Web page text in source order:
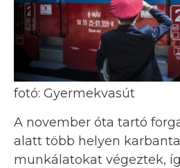
fotó: Gyermekvasút
A november óta tartó
alatt több helyen
munkálatokat végeztek,